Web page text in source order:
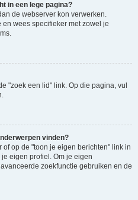
in een lege pagina?
de webserver kon verwerken.
wees specifieker met zowel je
"zoek een lid" link. Op die pagina, vul
vinden?
op de "toon je eigen berichten" link in
eigen profiel. Om je eigen
zoekfunctie gebruiken en de